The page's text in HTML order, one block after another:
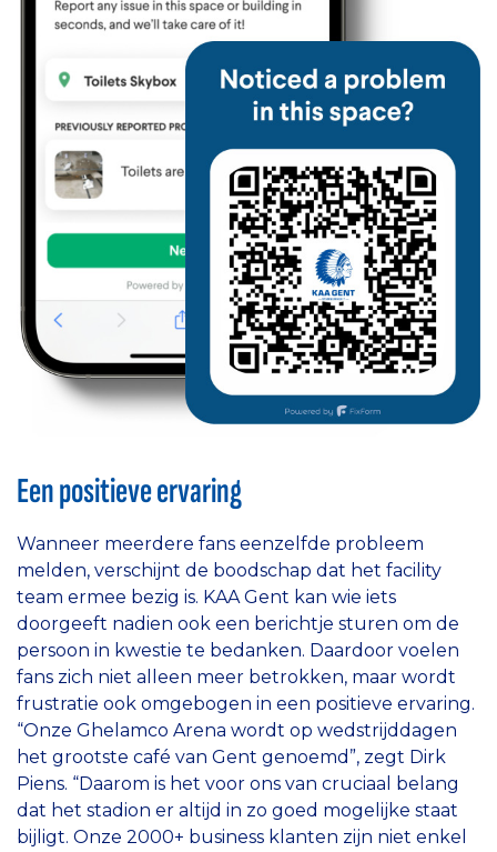
Een positieve ervaring
Wanneer meerdere fans eenzelfde probleem
melden, verschijnt de boodschap dat het facility
team ermee bezig is. KAA Gent kan wie iets
doorgeeft nadien ook een berichtje sturen om de
persoon in kwestie te bedanken. Daardoor voelen
fans zich niet alleen meer betrokken, maar wordt
frustratie ook omgebogen in een positieve ervaring.
“Onze Ghelamco Arena wordt op wedstrijddagen
het grootste café van Gent genoemd”, zegt Dirk
Piens. “Daarom is het voor ons van cruciaal belang
dat het stadion er altijd in zo goed mogelijke staat
bijligt. Onze 2000+ business klanten zijn niet enkel